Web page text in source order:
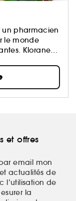
un pharmacien
le monde
Klorane
pour les
et offres
email mon
actualités de
l’utilisation de
la